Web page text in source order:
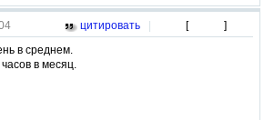
цитировать | [
]
в среднем.
в месяц.